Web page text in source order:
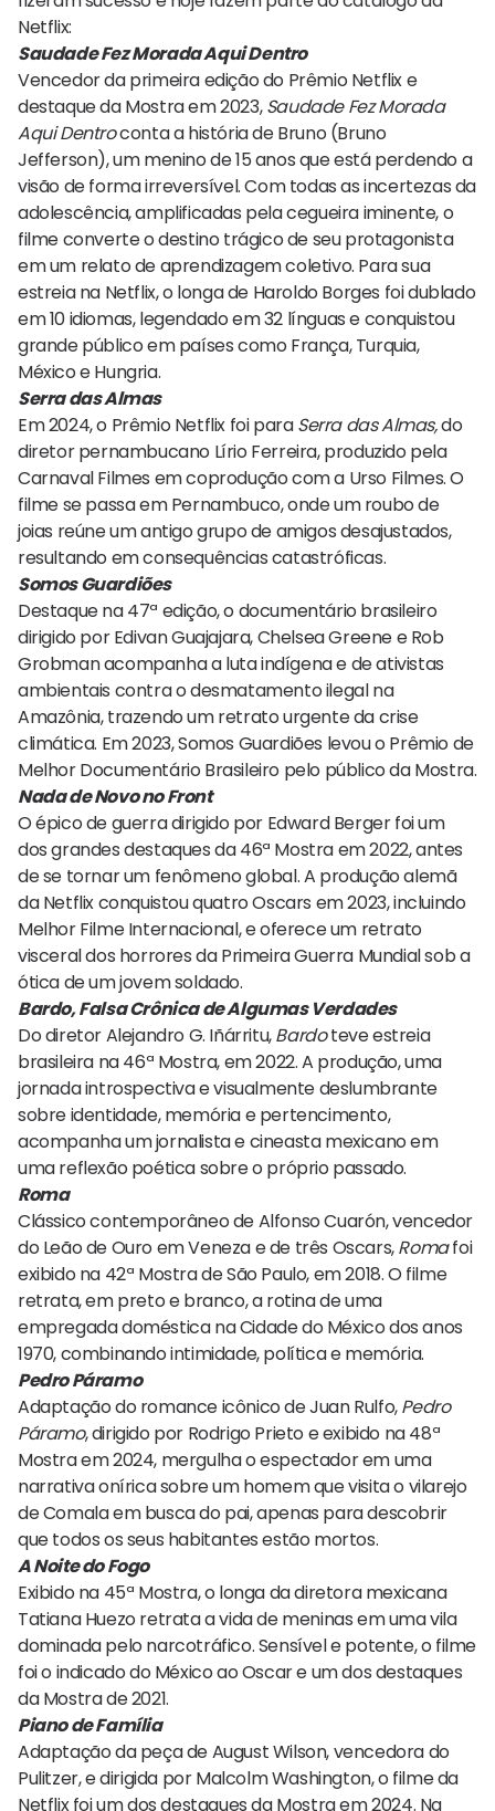
Netflix:
Saudade Fez Morada Aqui Dentro
Vencedor da primeira edição do Prêmio Netflix e
destaque da Mostra em 2023,Saudade Fez Morada
Aqui Dentroconta a história de Bruno (Bruno
Jefferson), um menino de 15 anos que está perdendo a
visão de forma irreversível. Com todas as incertezas da
adolescência, amplificadas pela cegueira iminente, o
filme converte o destino trágico de seu protagonista
em um relato de aprendizagem coletivo. Para sua
estreia na Netflix, o longa de Haroldo Borges foi dublado
em 10 idiomas, legendado em 32 línguas e conquistou
grande público em países como França, Turquia,
México e Hungria.
Serra das Almas
Em 2024, o Prêmio Netflix foi paraSerra das Almas,do
diretor pernambucano Lírio Ferreira, produzido pela
Carnaval Filmes em coprodução com a Urso Filmes. O
filme se passa em Pernambuco, onde um roubo de
joias reúne um antigo grupo de amigos desajustados,
resultando em consequências catastróficas.
Somos Guardiões
Destaque na 47ª edição, o documentário brasileiro
dirigido por Edivan Guajajara, Chelsea Greene e Rob
Grobman acompanha a luta indígena e de ativistas
ambientais contra o desmatamento ilegal na
Amazônia, trazendo um retrato urgente da crise
climática. Em 2023, Somos Guardiões levou o Prêmio de
Melhor Documentário Brasileiro pelo público da Mostra.
Nada de Novo no Front
O épico de guerra dirigido por Edward Berger foi um
dos grandes destaques da 46ª Mostra em 2022, antes
de se tornar um fenômeno global. A produção alemã
da Netflix conquistou quatro Oscars em 2023, incluindo
Melhor Filme Internacional, e oferece um retrato
visceral dos horrores da Primeira Guerra Mundial sob a
ótica de um jovem soldado.
Bardo, Falsa Crônica de Algumas Verdades
Do diretor Alejandro G. Iñárritu,Bardoteve estreia
brasileira na 46ª Mostra, em 2022. A produção, uma
jornada introspectiva e visualmente deslumbrante
sobre identidade, memória e pertencimento,
acompanha um jornalista e cineasta mexicano em
uma reflexão poética sobre o próprio passado.
Roma
Clássico contemporâneo de Alfonso Cuarón, vencedor
do Leão de Ouro em Veneza e de três Oscars,Romafoi
exibido na 42ª Mostra de São Paulo, em 2018. O filme
retrata, em preto e branco, a rotina de uma
empregada doméstica na Cidade do México dos anos
1970, combinando intimidade, política e memória.
Pedro Páramo
Adaptação do romance icônico de Juan Rulfo,Pedro
Páramo, dirigido por Rodrigo Prieto e exibido na 48ª
Mostra em 2024, mergulha o espectador em uma
narrativa onírica sobre um homem que visita o vilarejo
de Comala em busca do pai, apenas para descobrir
que todos os seus habitantes estão mortos.
A Noite do Fogo
Exibido na 45ª Mostra, o longa da diretora mexicana
Tatiana Huezo retrata a vida de meninas em uma vila
dominada pelo narcotráfico. Sensível e potente, o filme
foi o indicado do México ao Oscar e um dos destaques
da Mostra de 2021.
Piano de Família
Adaptação da peça de August Wilson, vencedora do
Pulitzer, e dirigida por Malcolm Washington, o filme da
Netflix foi um dos destaques da Mostra em 2024. Na